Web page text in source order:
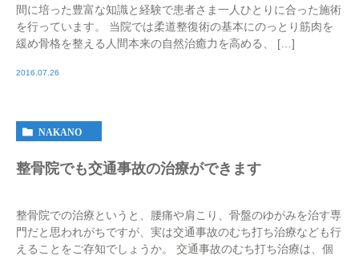
間に培った豊富な知識と経験で患者さま一人ひとりに合った施術
を行っています。 当院では柔道整復術の基本にのっとり筋肉を
緩め骨格を整える人間本来の自然治癒力を高める、 […]
2016.07.26
NAKANO
整骨院でも交通事故の治療ができます
整骨院での治療というと、腰痛や肩こり、骨盤のゆがみを治す専
門だと思われがちですが、実は交通事故のむち打ち治療なども行
えることをご存知でしょうか。 交通事故のむち打ち治療は、個